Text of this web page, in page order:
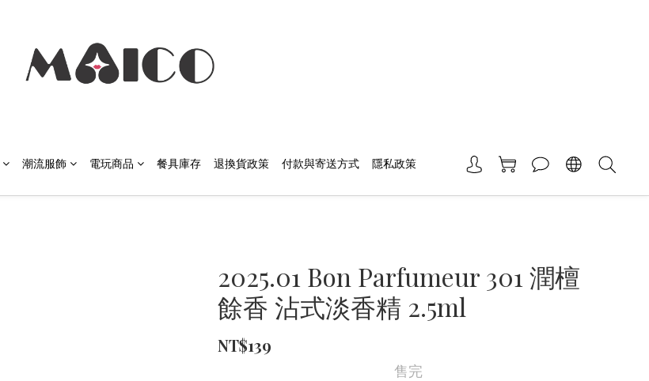
潮流服飾 電玩商品 餐具庫存 退換貨政策 付款與寄送方式 隱私政策
2025.01 Bon Parfumeur 301 潤檀
餘香 沾式淡香精 2.5ml
NT$139
售完